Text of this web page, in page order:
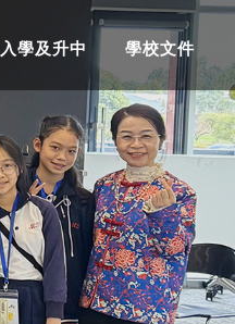
入學及升中 學校文件